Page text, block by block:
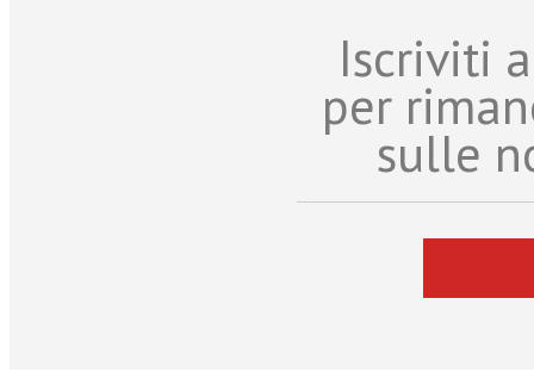
Iscriviti
per
sulle